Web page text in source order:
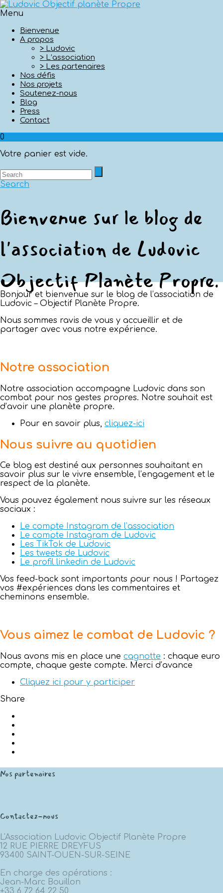
Menu
Bienvenue
A propos
> Ludovic
> L’association
> Les partenaires
Nos défis
Nos projets
Soutenez-nous
Blog
Press
Contact
0
Votre panier est vide.
Search
Bienvenue sur le blog de
l'association de Ludovic
Objectif Planète Propre.
Bonjour et bienvenue sur le blog de l’association de
Ludovic – Objectif Planète Propre.
Nous sommes ravis de vous y accueillir et de
partager avec vous notre expérience.
Notre association
Notre association accompagne Ludovic dans son
combat pour nos gestes propres. Notre souhait est
d’avoir une planète propre.
Pour en savoir plus, cliquez-ici
Nous suivre au quotidien
Ce blog est destiné aux personnes souhaitant en
savoir plus sur le vivre ensemble, l’engagement et le
respect de la planète.
Vous pouvez également nous suivre sur les réseaux
sociaux :
Le compte Instagram de l’association
Le compte Instagram de Ludovic
Les TikTok de Ludovic
Les tweets de Ludovic
Le profil linkedin de Ludovic
Vos feed-back sont importants pour nous ! Partagez
vos #expériences dans les commentaires et
cheminons ensemble.⁣⁣
Vous aimez le combat de Ludovic ?
Nous avons mis en place une cagnotte : chaque euro
compte, chaque geste compte. Merci d’avance
Cliquez ici pour y participer
Share
Nos partenaires
Contactez-nous
L'Association Ludovic Objectif Planète Propre
12 RUE PIERRE DREYFUS
93400 SAINT-OUEN-SUR-SEINE
En charge des opérations :
Jean-Marc Bouillon
+33 6 72 64 22 50